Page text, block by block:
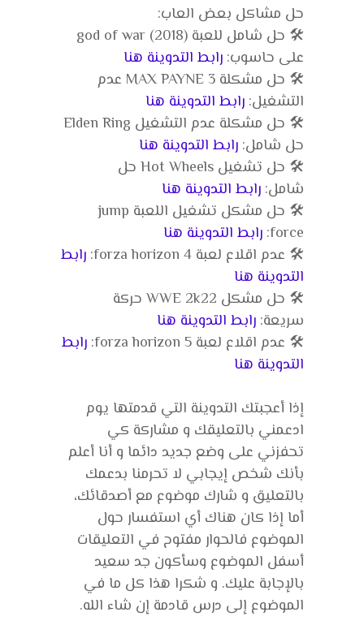
حل مشاكل بعض العاب:
🛠️ حل شامل للعبة god of war (2018)
على حاسوب: رابط التدوينة هنا
🛠️ حل مشكلة MAX PAYNE 3 عدم
التشغيل: رابط التدوينة هنا
🛠️ حل مشكلة عدم التشغيل Elden Ring
حل شامل: رابط التدوينة هنا
🛠️ حل تشغيل Hot Wheels حل
شامل: رابط التدوينة هنا
🛠️ حل مشكل تشغيل اللعبة jump
force: رابط التدوينة هنا
🛠️ عدم اقلاع لعبة forza horizon 4:
رابط
التدوينة هنا
🛠️ حل مشكل WWE 2k22 حركة
سريعة: رابط التدوينة هنا
🛠️ عدم اقلاع لعبة forza horizon 5:
رابط
التدوينة هنا
إذا أعجبتك التدوينة التي قدمتها يوم
ادعمني بالتعليقك و مشاركة كي
تحفزني على وضع جديد دائما و أنا أعلم
بأنك شخص إيجابي لا تحرمنا بدعمك
بالتعليق و شارك موضوع مع أصدقائك،
أما إذا كان هناك أي استفسار حول
الموضوع فالحوار مفتوح في التعليقات
أسفل الموضوع وسأكون جد سعيد
بالإجابة عليك. و شكرا هذا كل ما في
الموضوع إلى درس قادمة إن شاء الله.